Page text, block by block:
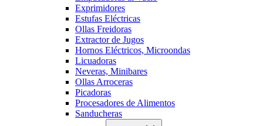
Exprimidores
Estufas Eléctricas
Ollas Freidoras
Extractor de Jugos
Hornos Eléctricos, Microondas
Licuadoras
Neveras, Minibares
Ollas Arroceras
Picadoras
Procesadores de Alimentos
Sanducheras